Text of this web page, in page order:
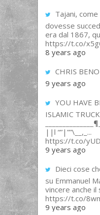
Tajani,
dovesse
era dal 1867,
https://t.co/
8 years ago
CHRIS
9 years ago
YOU HAVE
ISLAMIC
||l “”|””\__,_...
https://t.co/
9 years ago
Dieci cose
su Emmanuel
vincere anche il
https://t.co/
9 years ago